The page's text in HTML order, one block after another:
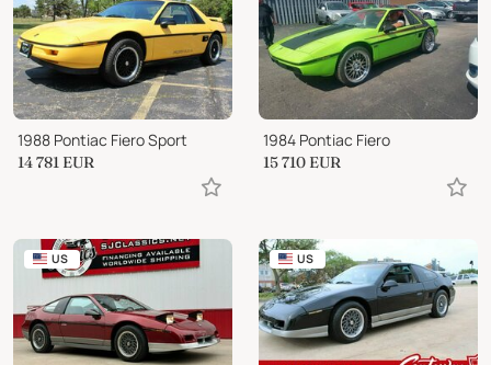
1988 Pontiac Fiero Sport
14 781 EUR
1984 Pontiac Fiero
15 710 EUR
US US